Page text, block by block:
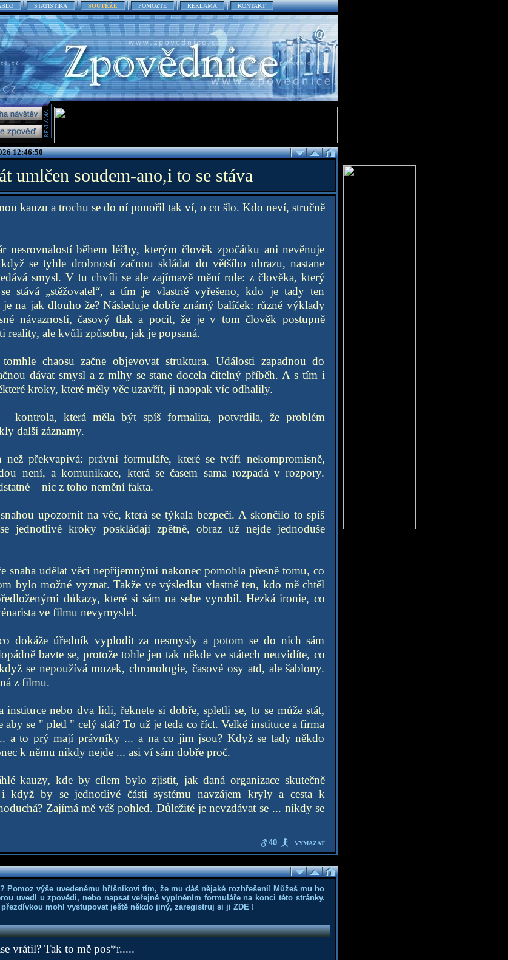
STATISTIKA SOUTĚŽE POMOZTE REKLAMA KONTAKT
12:46:50
umlčen soudem-ano,i to se stáva
kauzu a trochu se do ní ponořil tak ví, o co šlo. Kdo neví, stručně
nesrovnalostí během léčby, kterým člověk zpočátku ani nevěnuje
se tyhle drobnosti začnou skládat do většího obrazu, nastane
smysl. V tu chvíli se ale zajímavě mění role: z člověka, který
stává „stěžovatel“, a tím je vlastně vyřešeno, kdo je tady ten
na jak dlouho že? Následuje dobře známý balíček: různé výklady
návaznosti, časový tlak a pocit, že je v tom člověk postupně
reality, ale kvůli způsobu, jak je popsaná.
chaosu začne objevovat struktura. Události zapadnou do
dávat smysl a z mlhy se stane docela čitelný příběh. A s tím i
kroky, které měly věc uzavřít, ji naopak víc odhalily.
kontrola, která měla být spíš formalita, potvrdila, že problém
další záznamy.
než překvapivá: právní formuláře, které se tváří nekompromisně,
není, a komunikace, která se časem sama rozpadá v rozpory.
– nic z toho nemění fakta.
upozornit na věc, která se týkala bezpečí. A skončilo to spíš
jednotlivé kroky poskládají zpětně, obraz už nejde jednoduše
snaha udělat věci nepříjemnými nakonec pomohla přesně tomu, co
bylo možné vyznat. Takže ve výsledku vlastně ten, kdo mě chtěl
důkazy, které si sám na sebe vyrobil. Hezká ironie, co
ve filmu nevymyslel.
dokáže úředník vyplodit za nesmysly a potom se do nich sám
bavte se, protože tohle jen tak někde ve státech neuvidíte, co
se nepoužívá mozek, chronologie, časové osy atd, ale šablony.
z filmu.
nebo dva lidi, řeknete si dobře, spletli se, to se může stát,
se " pletl " celý stát? To už je teda co říct. Velké instituce a firma
a to prý mají právníky ... a na co jim jsou? Když se tady někdo
k němu nikdy nejde ... asi ví sám dobře proč.
kauzy, kde by cílem bylo zjistit, jak daná organizace skutečně
když by se jednotlivé části systému navzájem kryly a cesta k
Zajímá mě váš pohled. Důležité je nevzdávat se ... nikdy se
40 VYMAZAT
Pomoz výše uvedenému hříšníkovi tím, že mu dáš nějaké rozhřešení! Můžeš mu ho
uvedl u zpovědi, nebo napsat veřejně vyplněním formuláře na konci této stránky.
mohl vystupovat ještě někdo jiný, zaregistruj si ji ZDE!
vrátil? Tak to mě pos*r.....